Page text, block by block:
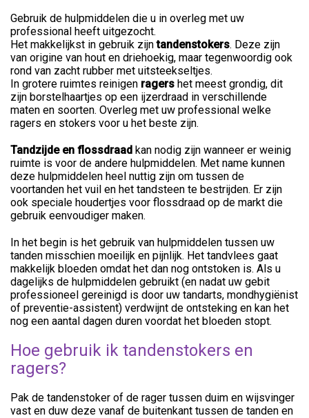
Gebruik de hulpmiddelen die u in overleg met uw
professional heeft uitgezocht.
Het makkelijkst in gebruik zijntandenstokers. Deze zijn
van origine van hout en driehoekig, maar tegenwoordig ook
rond van zacht rubber met uitsteekseltjes.
In grotere ruimtes reinigen ragers het meest grondig, dit
zijn borstelhaartjes op een ijzerdraad in verschillende
maten en soorten. Overleg met uw professional welke
ragers en stokers voor u het beste zijn.
Tandzijde en flossdraad kan nodig zijn wanneer er weinig
ruimte is voor de andere hulpmiddelen. Met name kunnen
deze hulpmiddelen heel nuttig zijn om tussen de
voortanden het vuil en het tandsteen te bestrijden. Er zijn
ook speciale houdertjes voor flossdraad op de markt die
gebruik eenvoudiger maken.
In het begin is het gebruik van hulpmiddelen tussen uw
tanden misschien moeilijk en pijnlijk. Het tandvlees gaat
makkelijk bloeden omdat het dan nog ontstoken is. Als u
dagelijks de hulpmiddelen gebruikt (en nadat uw gebit
professioneel gereinigd is door uw tandarts, mondhygiënist
of preventie-assistent) verdwijnt de ontsteking en kan het
nog een aantal dagen duren voordat het bloeden stopt.
Hoe gebruik ik tandenstokers en
ragers?
Pak de tandenstoker of de rager tussen duim en wijsvinger
vast en duw deze vanaf de buitenkant tussen de tanden en